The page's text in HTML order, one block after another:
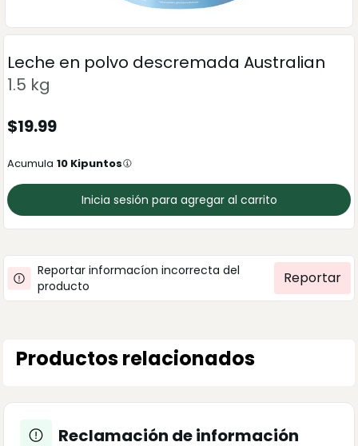
Leche en polvo descremada Australian
1.5 kg
$19.99
Acumula 10 Kipuntos
Inicia sesión para agregar al carrito
Reportar informacíon incorrecta del
producto
Reportar
Productos relacionados
Reclamación de información